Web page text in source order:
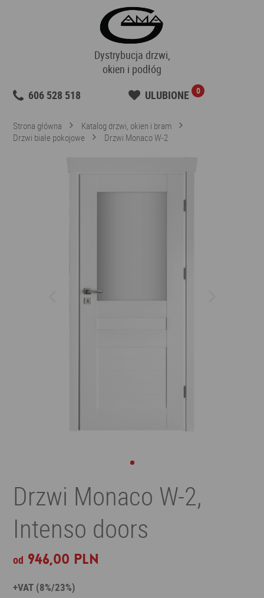
Dystrybucja drzwi,
okien i podłóg
606 528 518
ULUBIONE 0
Strona główna
Katalog drzwi, okien i bram
Drzwi białe pokojowe
Drzwi Monaco W-2
Drzwi Monaco W-2,
Intenso doors
od 946,00 PLN
+VAT (8%/23%)